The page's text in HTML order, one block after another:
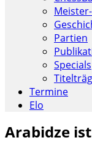
Partien
Specials
Termine
Elo
Arabidze